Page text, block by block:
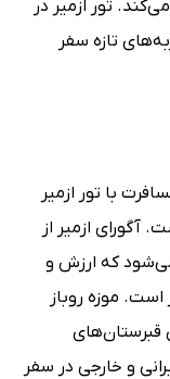
تور ازمیر در
تازه سفر
با تور ازمیر
آگورای ازمیر از
می‌شود که ارزش و
موزه روباز
قبرستان‌های
و خارجی در سفر